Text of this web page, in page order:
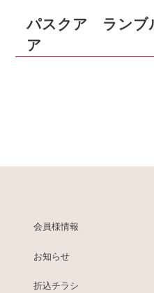
パスクア ランブ
ア
会員様情報
お知らせ
折込チラシ